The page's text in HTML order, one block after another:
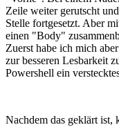
Zeile weiter gerutscht
Stelle fortgesetzt. Aber
einen "Body"
Zuerst habe ich mich
zur besseren Lesbarkeit
Powershell ein
Nachdem das geklärt ist,